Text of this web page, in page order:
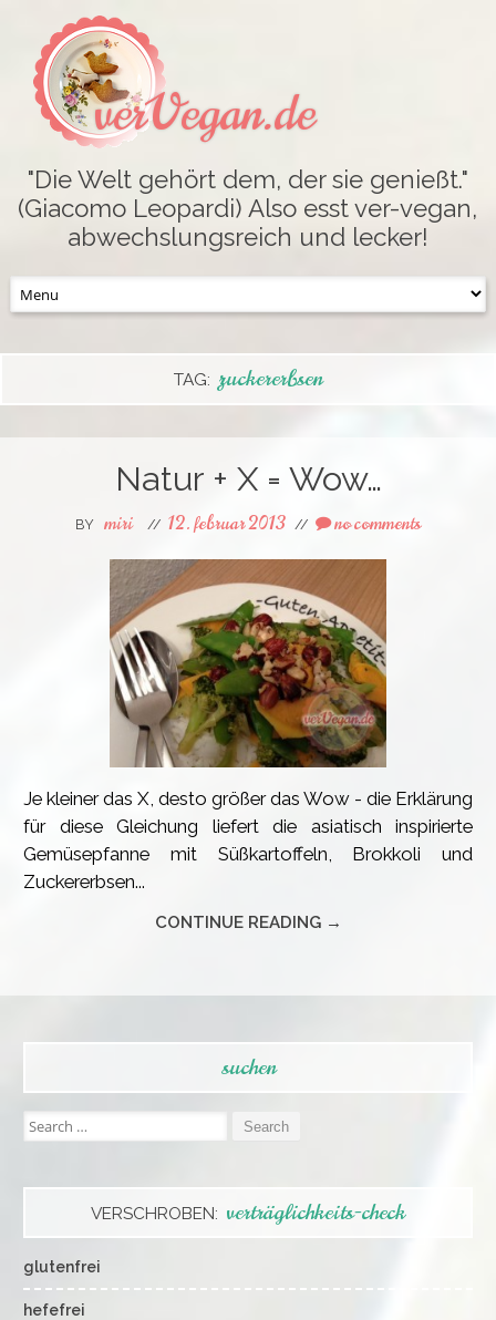
verVegan.de
"Die Welt gehört dem, der sie genießt."
(Giacomo Leopardi) Also esst ver-vegan,
abwechslungsreich und lecker!
to
TAG: zuckererbsen
Natur + X = Wow…
BY miri // 12. februar 2013 // no comments
Je kleiner das X, desto größer das Wow - die Erklärung
für diese Gleichung liefert die asiatisch inspirierte
Gemüsepfanne mit Süßkartoffeln, Brokkoli und
Zuckererbsen...
CONTINUE READING →
suchen
Search
for:
VERSCHROBEN: verträglichkeits-check
glutenfrei
hefefrei